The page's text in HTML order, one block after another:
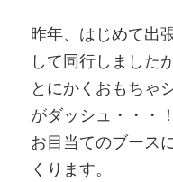
昨年、はじめて出
して同行しましたが
とにかくおもちゃ
がダッシュ・・・！
お目当てのブース
くります。